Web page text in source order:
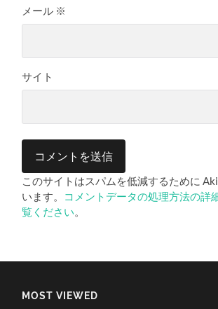
メール ※
サイト
このサイトはスパムを低減するために
います。 コメントデータの処理方法の詳
覧ください。
MOST VIEWED